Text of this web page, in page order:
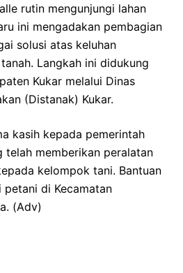
rutin mengunjungi lahan
ini mengadakan pembagian
solusi atas keluhan
Langkah ini didukung
Kukar melalui Dinas
(Distanak) Kukar.
kasih kepada pemerintah
telah memberikan peralatan
kelompok tani. Bantuan
di Kecamatan
(Adv)